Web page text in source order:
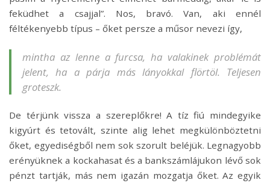
feküdhet a csajjal”. Nos, bravó. Van, aki ennél
féltékenyebb típus – őket persze a műsor nevezi így,
mintha az lenne a furcsa, ha valakinek problémát
jelent, ha a párja más lányokkal flörtöl. Teljesen
groteszk.
De térjünk vissza a szereplőkre! A tíz fiú mindegyike
kigyúrt és tetovált, szinte alig lehet megkülönböztetni
őket, egyediségből nem sok szorult beléjük. Legnagyobb
erényüknek a kockahasat és a bankszámlájukon lévő sok
pénzt tartják, más nem igazán mozgatja őket. Az egyik